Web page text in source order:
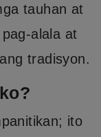
tauhan at
alala at
tradisyon.
ito